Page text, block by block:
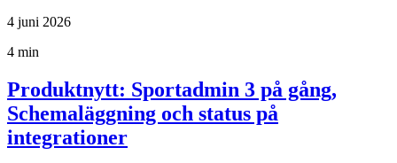
4 juni 2026
4 min
Produktnytt: Sportadmin 3 på gång,
Schemaläggning och status på
integrationer